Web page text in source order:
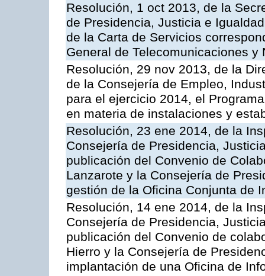
Resolución, 1 oct 2013, de la
de Presidencia, Justicia e
de la Carta de Servicios
General de Telecomunicaciones y
Resolución, 29 nov 2013, de la
de la Consejería de Empleo,
para el ejercicio 2014, el
en materia de instalaciones y
Resolución, 23 ene 2014, de la
Consejería de Presidencia,
publicación del Convenio de
Lanzarote y la Consejería de
gestión de la Oficina Conjunta de
Resolución, 14 ene 2014, de la
Consejería de Presidencia,
publicación del Convenio de
Hierro y la Consejería de
implantación de una Oficina de